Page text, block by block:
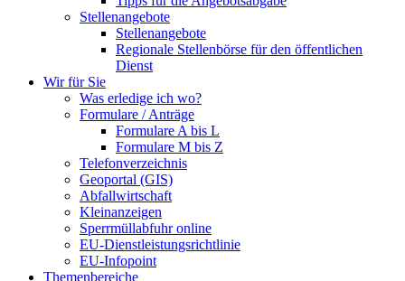
Stellenangebote
Stellenangebote
Regionale Stellenbörse für den öffentlichen
Dienst
Wir für Sie
Was erledige ich wo?
Formulare / Anträge
Formulare A bis L
Formulare M bis Z
Telefonverzeichnis
Geoportal (GIS)
Abfallwirtschaft
Kleinanzeigen
Sperrmüllabfuhr online
EU-Dienstleistungsrichtlinie
EU-Infopoint
Themenbereiche